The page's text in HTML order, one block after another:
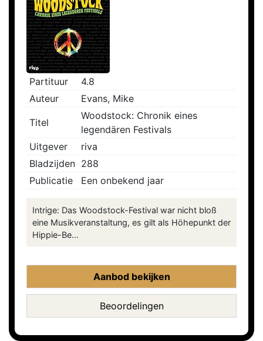
Partituur
4.8
Auteur
Evans, Mike
Titel
Woodstock: Chronik eines
legendären Festivals
Uitgever
riva
Bladzijden 288
Publicatie
Een onbekend jaar
Intrige: Das Woodstock-Festival war nicht bloß
eine Musikveranstaltung, es gilt als Höhepunkt der
Hippie-Be...
Aanbod bekijken
Beoordelingen